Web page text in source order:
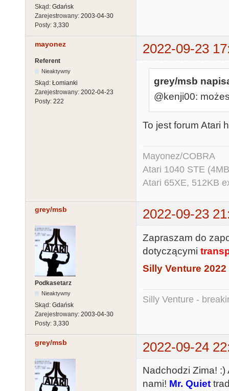
Skąd: Gdańsk
Zarejestrowany: 2003-04-30
Posty: 3,330
mayonez 2022-09-23
Referent
Nieaktywny
Skąd: Łomianki
Zarejestrowany: 2002-04-23
Posty: 222
grey/msb
@kenji00:
To jest forum Atari
Mayonez/COBRA
Atari 1040 STE
Atari 65XE, 512KB
grey/msb 2022-09-23
Podkasetarz
Nieaktywny
Skąd: Gdańsk
Zarejestrowany: 2003-04-30
Posty: 3,330
Zapraszam do
dotyczącymi
Silly Venture
Silly Venture -
grey/msb 2022-09-24
Nadchodzi Zima!
nami! Mr. Quiet